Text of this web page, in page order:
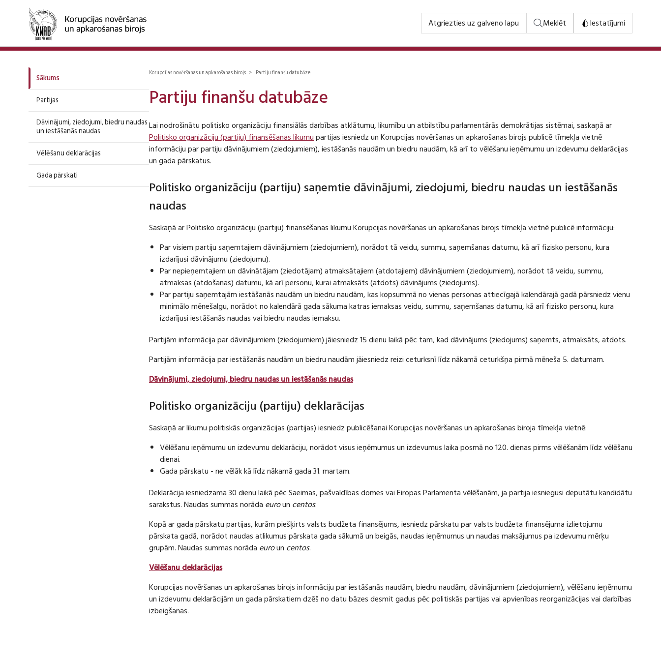
Atgriezties uz galveno lapu Meklēt Iestatījumi
Sākums
Partijas
Dāvinājumi, ziedojumi, biedru naudas
un iestāšanās naudas
Vēlēšanu deklarācijas
Gada pārskati
Korupcijas novēršanas un apkarošanas birojs > Partiju finanšu datubāze
Partiju finanšu datubāze
Lai nodrošinātu politisko organizāciju finansiālās darbības atklātumu, likumību un atbilstību parlamentārās demokrātijas sistēmai, saskaņā ar
Politisko organizāciju (partiju) finansēšanas likumupartijas iesniedz un Korupcijas novēršanas un apkarošanas birojs publicē tīmekļa vietnē
informāciju par partiju dāvinājumiem (ziedojumiem), iestāšanās naudām un biedru naudām, kā arī to vēlēšanu ieņēmumu un izdevumu deklarācijas
un gada pārskatus.
Politisko organizāciju (partiju) saņemtie dāvinājumi, ziedojumi, biedru naudas un iestāšanās
naudas
Saskaņā ar Politisko organizāciju (partiju) finansēšanas likumu Korupcijas novēršanas un apkarošanas birojs tīmekļa vietnē publicē informāciju:
Par visiem partiju saņemtajiem dāvinājumiem (ziedojumiem), norādot tā veidu, summu, saņemšanas datumu, kā arī fizisko personu, kura
izdarījusi dāvinājumu (ziedojumu).
Par nepieņemtajiem un dāvinātājam (ziedotājam) atmaksātajiem (atdotajiem) dāvinājumiem (ziedojumiem), norādot tā veidu, summu,
atmaksas (atdošanas) datumu, kā arī personu, kurai atmaksāts (atdots) dāvinājums (ziedojums).
Par partiju saņemtajām iestāšanās naudām un biedru naudām, kas kopsummā no vienas personas attiecīgajā kalendārajā gadā pārsniedz vienu
minimālo mēnešalgu, norādot no kalendārā gada sākuma katras iemaksas veidu, summu, saņemšanas datumu, kā arī fizisko personu, kura
izdarījusi iestāšanās naudas vai biedru naudas iemaksu.
Partijām informācija par dāvinājumiem (ziedojumiem) jāiesniedz 15 dienu laikā pēc tam, kad dāvinājums (ziedojums) saņemts, atmaksāts, atdots.
Partijām informācija par iestāšanās naudām un biedru naudām jāiesniedz reizi ceturksnī līdz nākamā ceturkšņa pirmā mēneša 5. datumam.
Dāvinājumi, ziedojumi, biedru naudas un iestāšanās naudas
Politisko organizāciju (partiju) deklarācijas
Saskaņā ar likumu politiskās organizācijas (partijas) iesniedz publicēšanai Korupcijas novēršanas un apkarošanas biroja tīmekļa vietnē:
Vēlēšanu ieņēmumu un izdevumu deklarāciju, norādot visus ieņēmumus un izdevumus laika posmā no 120. dienas pirms vēlēšanām līdz vēlēšanu
dienai.
Gada pārskatu - ne vēlāk kā līdz nākamā gada 31. martam.
Deklarācija iesniedzama 30 dienu laikā pēc Saeimas, pašvaldības domes vai Eiropas Parlamenta vēlēšanām, ja partija iesniegusi deputātu kandidātu
sarakstus. Naudas summas norāda euroun centos.
Kopā ar gada pārskatu partijas, kurām piešķirts valsts budžeta finansējums, iesniedz pārskatu par valsts budžeta finansējuma izlietojumu
pārskata gadā, norādot naudas atlikumus pārskata gada sākumā un beigās, naudas ieņēmumus un naudas maksājumus pa izdevumu mērķu
grupām. Naudas summas norāda euroun centos.
Vēlēšanu deklarācijas
Korupcijas novēršanas un apkarošanas birojs informāciju par iestāšanās naudām, biedru naudām, dāvinājumiem (ziedojumiem), vēlēšanu ieņēmumu
un izdevumu deklarācijām un gada pārskatiem dzēš no datu bāzes desmit gadus pēc politiskās partijas vai apvienības reorganizācijas vai darbības
izbeigšanas.